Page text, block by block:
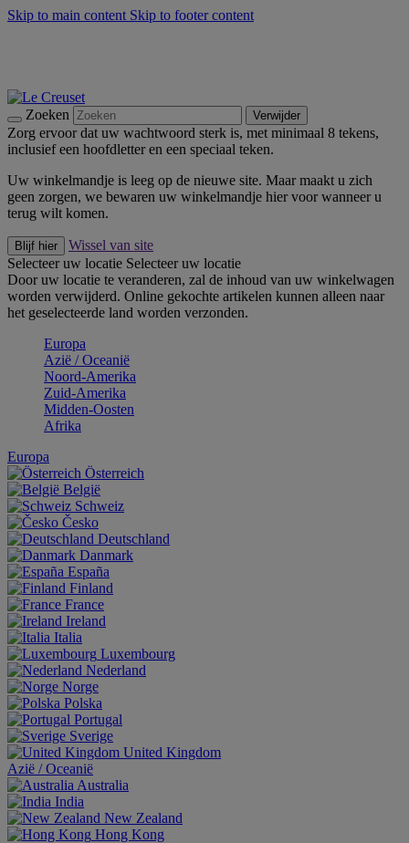
Skip to main content Skip to footer content
Zoeken Verwijder
Zorg ervoor dat uw wachtwoord sterk is, met minimaal 8 tekens,
inclusief een hoofdletter en een speciaal teken.
Uw winkelmandje is leeg op de nieuwe site. Maar maakt u zich
geen zorgen, we bewaren uw winkelmandje hier voor wanneer u
terug wilt komen.
Blijf hier
Wissel van site
Selecteer uw locatie Selecteer uw locatie
Door uw locatie te veranderen, zal de inhoud van uw winkelwagen
worden verwijderd. Online gekochte artikelen kunnen alleen naar
het geselecteerde land worden verzonden.
Europa
Aziё / Oceaniё
Noord-Amerika
Zuid-Amerika
Midden-Oosten
Afrika
Europa
Österreich
België
Schweiz
Česko
Deutschland
Danmark
España
Finland
France
Ireland
Italia
Luxembourg
Nederland
Norge
Polska
Portugal
Sverige
United Kingdom
Aziё / Oceaniё
Australia
India
New Zealand
Hong Kong